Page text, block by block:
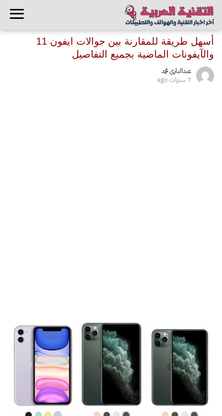
أسهل طريقة للمقارنة بين جوالات ايفون 11
والآيفونات الماضية بجميع التفاصيل
عبدالبارى محمد
7 سنوات ago